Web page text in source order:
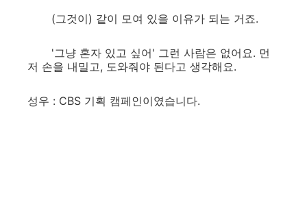
(그것이) 같이 모여 있을 이유가 되는 거죠.
'그냥 혼자 있고 싶어' 그런 사람은 없어요. 먼
저 손을 내밀고, 도와줘야 된다고 생각해요.
성우 : CBS 기획 캠페인이였습니다.